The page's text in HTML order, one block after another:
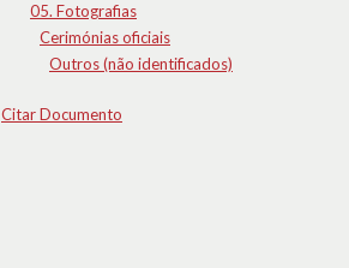
05. Fotografias
Cerimónias oficiais
Outros (não identificados)
Citar Documento